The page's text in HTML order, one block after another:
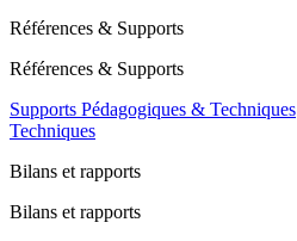
Références & Supports
Références & Supports
Supports Pédagogiques & Techniques
Techniques
Bilans et rapports
Bilans et rapports